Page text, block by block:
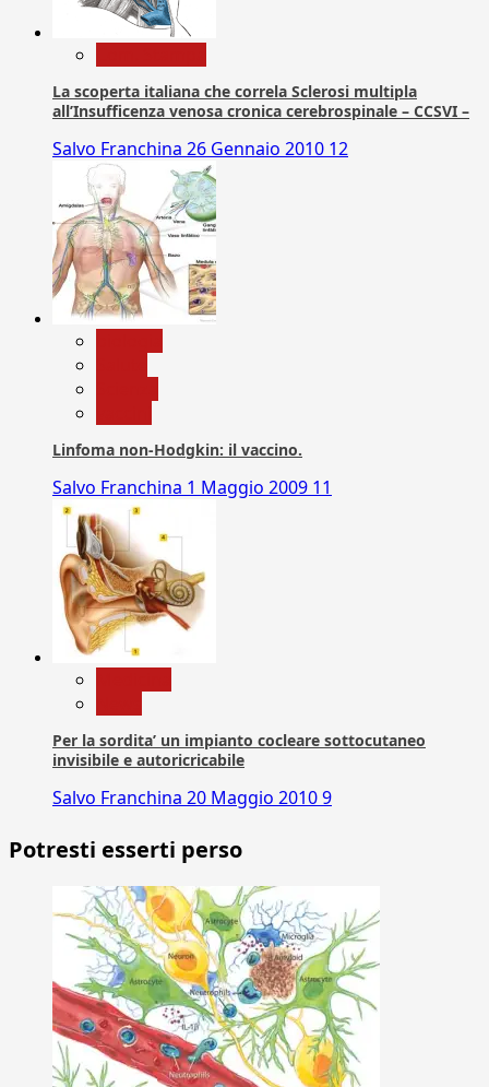
La scoperta italiana che correla Sclerosi multipla
all’Insufficenza venosa cronica cerebrospinale – CCSVI –
Salvo Franchina 26 Gennaio 2010 12
Linfoma non-Hodgkin: il vaccino.
Salvo Franchina 1 Maggio 2009 11
Per la sordita’ un impianto cocleare sottocutaneo
invisibile e autoricricabile
Salvo Franchina 20 Maggio 20109
Potresti esserti perso